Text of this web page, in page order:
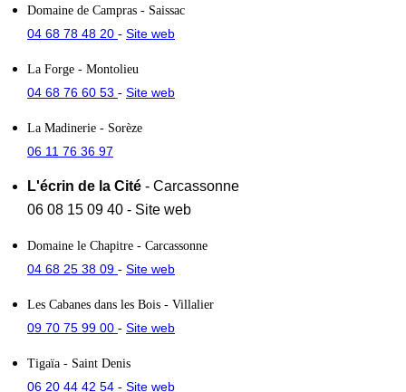
Domaine de Campras - Saissac
04 68 78 48 20 - Site web
La Forge - Montolieu
04 68 76 60 53 - Site web
La Madinerie - Sorèze
06 11 76 36 97
L'écrin de la Cité - Carcassonne
06 08 15 09 40 - Site web
Domaine le Chapitre - Carcassonne
04 68 25 38 09 - Site web
Les Cabanes dans les Bois - Villalier
09 70 75 99 00 - Site web
Tigaïa - Saint Denis
06 20 44 42 54 - Site web